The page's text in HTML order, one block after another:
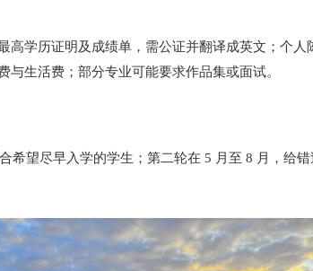
学历证明及成绩单，需公证并翻译成英文；个
生活费；部分专业可能要求作品集或面试。
望尽早入学的学生；第二轮在 5 月至 8 月，给